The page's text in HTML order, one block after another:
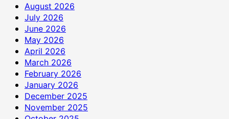
August 2026
July 2026
June 2026
May 2026
April 2026
March 2026
February 2026
January 2026
December 2025
November 2025